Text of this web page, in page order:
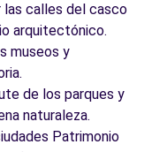
las calles del casco
arquitectónico.
museos y
de los parques y
naturaleza.
Patrimonio